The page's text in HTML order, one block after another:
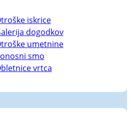
iskrice
dogodkov
umetnine
smo
vrtca